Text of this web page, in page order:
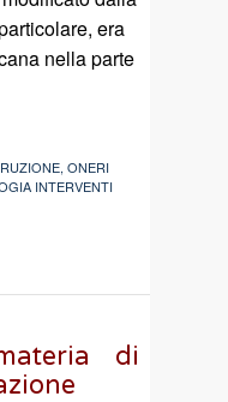
era
nella parte
, ONERI
INTERVENTI
di